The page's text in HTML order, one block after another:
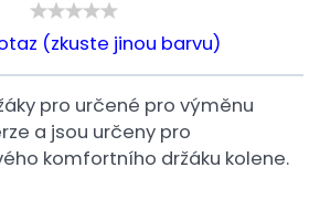
(zkuste jinou barvu)
pro určené pro výměnu
a jsou určeny pro
komfortního držáku kolene.